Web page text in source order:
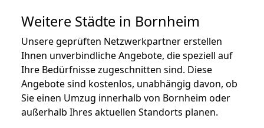
Weitere Städte in Bornheim
Unsere geprüften Netzwerkpartner erstellen
Ihnen unverbindliche Angebote, die speziell auf
Ihre Bedürfnisse zugeschnitten sind. Diese
Angebote sind kostenlos, unabhängig davon, ob
Sie einen Umzug innerhalb von Bornheim oder
außerhalb Ihres aktuellen Standorts planen.